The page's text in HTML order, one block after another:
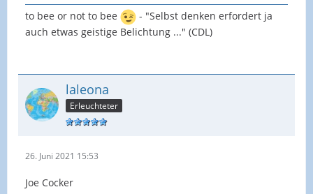
to bee or not to bee
- "Selbst denken erfordert ja
auch etwas geistige Belichtung ..." (CDL)
laleona
Erleuchteter
26. Juni 2021 15:53
Joe Cocker